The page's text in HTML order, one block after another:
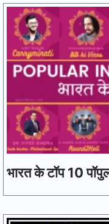
भारत के टॉप 10